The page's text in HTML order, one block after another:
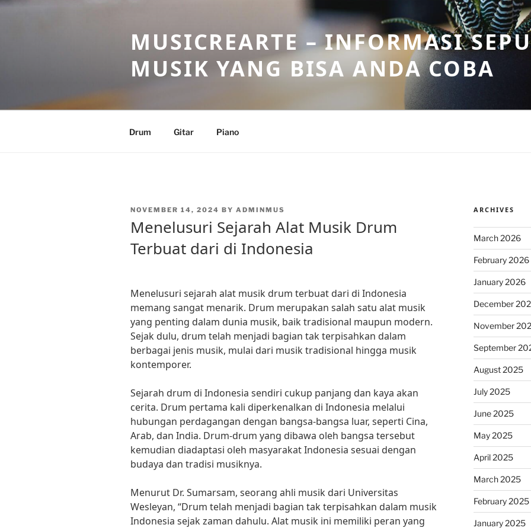
Skip
MUSICREARTE – INFORMASI
MUSIK YANG BISA ANDA COBA
Drum Gitar Piano
POSTED
NOVEMBER 14, 2024 BY ADMINMUS
Menelusuri Sejarah Alat Musik Drum
Terbuat dari di Indonesia
Menelusuri sejarah alat musik drum terbuat dari di Indonesia
memang sangat menarik. Drum merupakan salah satu alat musik
yang penting dalam dunia musik, baik tradisional maupun modern.
Sejak dulu, drum telah menjadi bagian tak terpisahkan dalam
berbagai jenis musik, mulai dari musik tradisional hingga musik
kontemporer.
Sejarah drum di Indonesia sendiri cukup panjang dan kaya akan
cerita. Drum pertama kali diperkenalkan di Indonesia melalui
hubungan perdagangan dengan bangsa-bangsa luar, seperti Cina,
Arab, dan India. Drum-drum yang dibawa oleh bangsa tersebut
kemudian diadaptasi oleh masyarakat Indonesia sesuai dengan
budaya dan tradisi musiknya.
Menurut Dr. Sumarsam, seorang ahli musik dari Universitas
Wesleyan, “Drum telah menjadi bagian tak terpisahkan dalam musik
Indonesia sejak zaman dahulu. Alat musik ini memiliki peran yang
ARCHIVES
March 2026
February 2026
January 2026
December
November
September
August 2025
July 2025
June 2025
May 2025
April 2025
March 2025
February 2025
January 2025